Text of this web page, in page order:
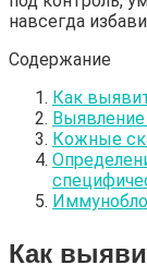
навсегда
Содержание
Как
Выявление
Кожные
Как